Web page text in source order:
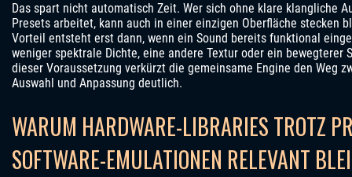
Das spart nicht automatisch Zeit. Wer sich ohne klare klangliche
Presets arbeitet, kann auch in einer einzigen Oberfläche stecken
Vorteil entsteht erst dann, wenn ein Sound bereits funktional
weniger spektrale Dichte, eine andere Textur oder ein bewegterer
dieser Voraussetzung verkürzt die gemeinsame Engine den Weg
Auswahl und Anpassung deutlich.
WARUM HARDWARE-LIBRARIES TROTZ
SOFTWARE-EMULATIONEN RELEVANT